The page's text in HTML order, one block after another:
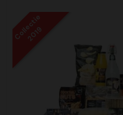
Collectie
2019